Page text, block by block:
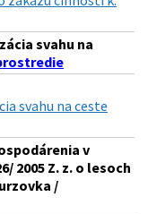
svahu na
svahu na ceste
v
2005 Z. z. o lesoch
/